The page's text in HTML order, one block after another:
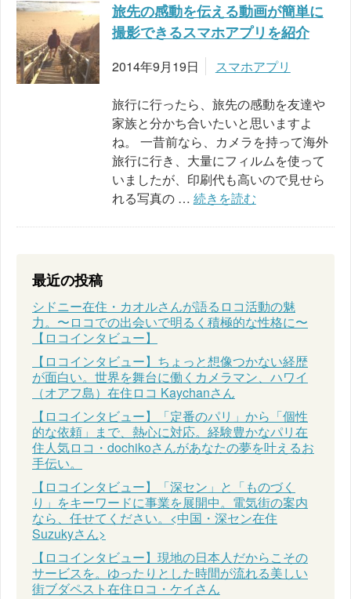
旅先の感動を伝える動画が簡単に
撮影できるスマホアプリを紹介
2014年9月19日 スマホアプリ
旅行に行ったら、旅先の感動を友達や
家族と分かち合いたいと思いますよ
ね。 一昔前なら、カメラを持って海外
旅行に行き、大量にフィルムを使って
いましたが、印刷代も高いので見せら
れる写真の … 続きを読む
最近の投稿
シドニー在住・カオルさんが語るロコ活動の魅
力。〜ロコでの出会いで明るく積極的な性格に〜
【ロコインタビュー】
【ロコインタビュー】ちょっと想像つかない経歴
が面白い。世界を舞台に働くカメラマン、ハワイ
（オアフ島）在住ロコ Kaychanさん
【ロコインタビュー】「定番のパリ」から「個性
的な依頼」まで、熱心に対応。経験豊かなパリ在
住人気ロコ・dochikoさんがあなたの夢を叶えるお
手伝い。
【ロコインタビュー】「深セン」と「ものづく
り」をキーワードに事業を展開中。電気街の案内
なら、任せてください。<中国・深セン在住
Suzukyさん>
【ロコインタビュー】現地の日本人だからこその
サービスを。ゆったりとした時間が流れる美しい
街ブダペスト在住ロコ・ケイさん